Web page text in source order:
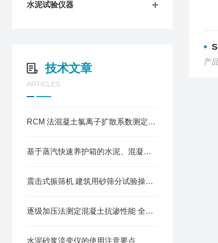
水泥试验仪器
技术文章
ARTICLES
RCM 法混凝土氯离子扩散系数测定仪操作方法
基于蒸汽快速养护箱的水泥、混凝土试块加速养护试验规程
震击式振筛机 建筑用砂筛分试验操作规程
逐级加压法测定混凝土抗渗性能 全自动密封抗渗仪试验方案
水泥砂浆流变仪的使用注意要点
产